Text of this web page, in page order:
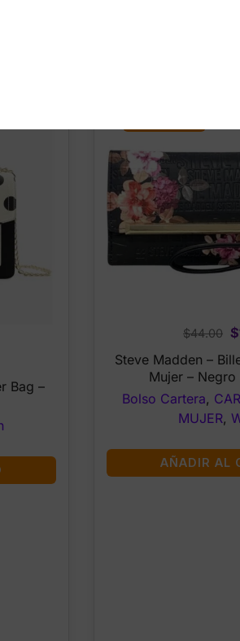
Bag –
$44.00 $
Steve Madden –
Mujer –
Bolso Cartera,
MUJER,
AÑADIR AL